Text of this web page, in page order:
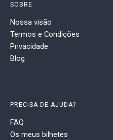
SOBRE
Nossa visão
Termos e Condições
Privacidade
Blog
PRECISA DE AJUDA?
FAQ
Os meus bilhetes